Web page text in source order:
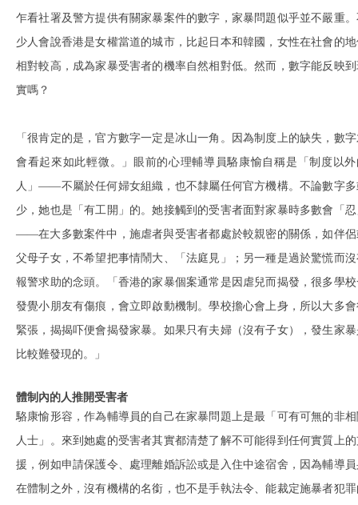
乍看社署及警方提供有關家暴案件的數字，家暴問題似乎並不嚴重
少人會說香港是女權當道的城市，比起日本和韓國，女性在社會的
相對較高，成為家暴受害者的機率自然相對低。然而，數字能反映
實嗎？
「很肯定的是，官方數字一定是冰山一角。因為制度上的缺失，數
會看起來如此輕微。」眼前的心理輔導員駱康愉自稱是「制度以外
人」——不屬於任何婦女組織，也不隸屬任何官方機構。不論數字多
少，她也是「有工開」的。她接觸到的受害者面對家暴時多數會「
——在大多數案件中，施虐者與受害者都處於較親密的關係，如伴侶
父母子女，不希望把事情鬧大、「法庭見」；另一種是過於驚慌而
報警求助的念頭。「香港的家暴個案通常是因虐兒而揭發，很多學
發覺小朋友有傷痕，會立即啟動機制。學校擔心會上身，所以大多
緊張，揭揭吓便會揭發家暴。如果只有夫婦（沒有子女），發生家
比較難發現的。」
體制內的人推開受害者
駱康愉形容，作為輔導員的自己在家暴問題上是最「可有可無的非
人士」。來到她處的受害者其實都清楚了解不可能得到任何實質上
援，例如申請保護令、處理離婚訴訟或是入住中途宿舍，因為輔導
在體制之外，沒有機構的名銜，也不是手執法令、能裁定施暴者犯